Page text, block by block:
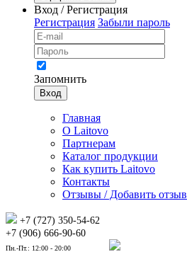
Вход / Регистрация
Регистрация Забыли пароль
Запомнить
Вход
Главная
О Laitovo
Партнерам
Каталог продукции
Как купить Laitovo
Контакты
Отзывы / Добавить отзыв
+7 (727) 350-54-62
+7 (906) 666-90-60
Пн.-Пт.: 12:00 - 20:00